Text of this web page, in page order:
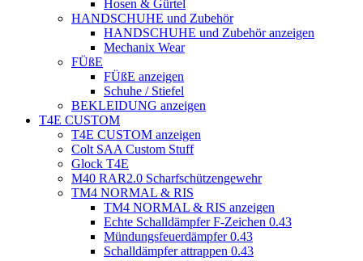
Hosen & Gürtel
HANDSCHUHE und Zubehör
HANDSCHUHE und Zubehör anzeigen
Mechanix Wear
FÜßE
FÜßE anzeigen
Schuhe / Stiefel
BEKLEIDUNG anzeigen
T4E CUSTOM
T4E CUSTOM anzeigen
Colt SAA Custom Stuff
Glock T4E
M40 RAR2.0 Scharfschützengewehr
TM4 NORMAL & RIS
TM4 NORMAL & RIS anzeigen
Echte Schalldämpfer F-Zeichen 0.43
Mündungsfeuerdämpfer 0.43
Schalldämpfer attrappen 0.43